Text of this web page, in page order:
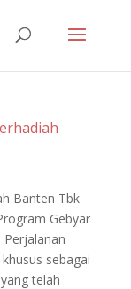
Banten Tbk
Gebyar
sebagai
telah